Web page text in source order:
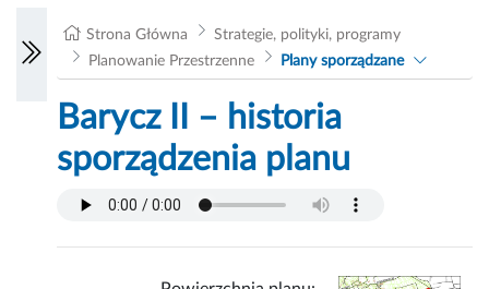
Strona Główna
Strategie, polityki, programy
Planowanie Przestrzenne
Plany sporządzane
Barycz II – historia
sporządzenia planu